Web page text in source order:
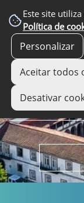
Este site
Política de
Personalizar
Aceitar todos
Desativar
EM